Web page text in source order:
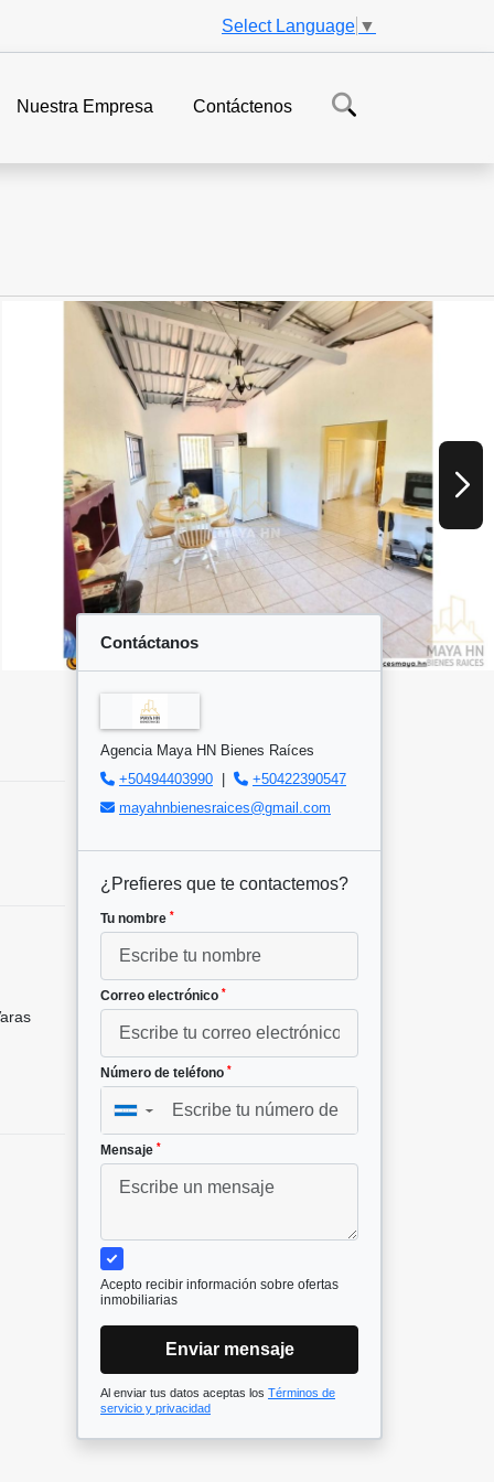
Select Language ▼
Nuestra Empresa Contáctenos
Contáctanos
Agencia Maya HN Bienes Raíces
+50494403990
+50422390547
mayahnbienesraices@gmail.com
¿Prefieres que te contactemos?
Tu nombre *
Correo electrónico *
Número de teléfono *
▼
Mensaje *
Acepto recibir información sobre ofertas
inmobiliarias
Enviar mensaje
Al enviar tus datos aceptas los Términos de
servicio y privacidad